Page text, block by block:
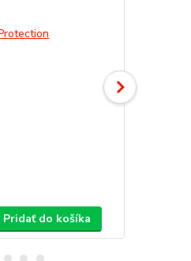
Pridať do košíka